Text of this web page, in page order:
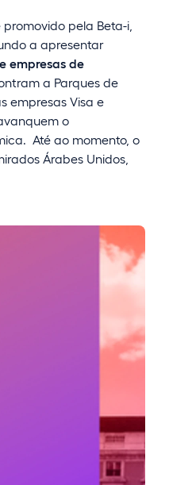
pela Beta-i,
a apresentar
empresas de
a Parques de
empresas Visa e
o
Até ao momento, o
Árabes Unidos,